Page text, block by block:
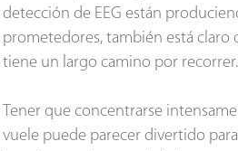
detección de EEG están
prometedores, también está claro
tiene un largo camino por recorrer.
Tener que concentrarse
vuele puede parecer divertido